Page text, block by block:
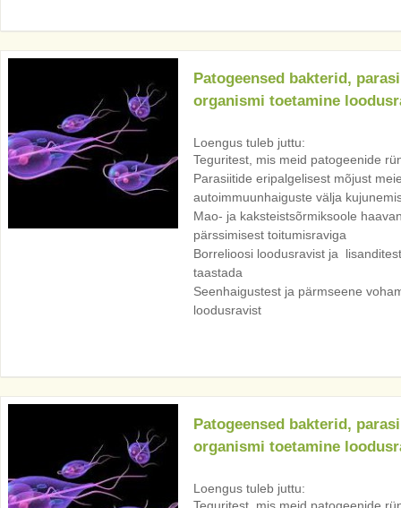
Patogeensed bakterid,
organismi toetamine
Loengus tuleb juttu:
Teguritest, mis meid patogeenide
Parasiitide eripalgelisest mõjust
autoimmuunhaiguste välja
Mao- ja kaksteistsõrmiksoole
pärssimisest toitumisraviga
Borrelioosi loodusravist ja
taastada
Seenhaigustest ja pärmseene
loodusravist
Patogeensed bakterid,
organismi toetamine
Loengus tuleb juttu: